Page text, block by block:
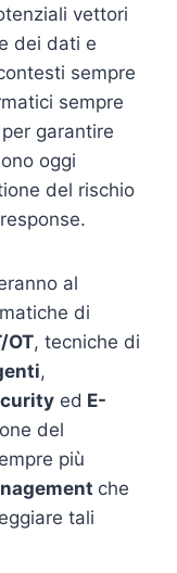
vettori
dei dati e
sempre
sempre
garantire
oggi
del rischio
al
di
OT, tecniche di
,
ed E-
del
più
che
tali